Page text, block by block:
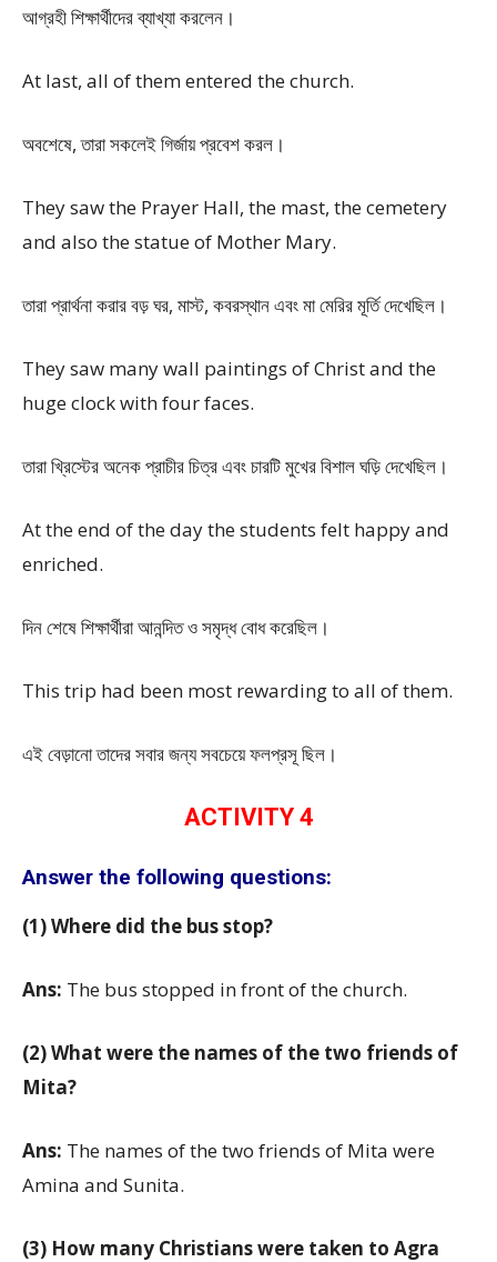
আগ্রহী শিক্ষার্থীদের ব্যাখ্যা করলেন।
At last, all of them entered the church.
অবশেষে, তারা সকলেই গির্জায় প্রবেশ করল।
They saw the Prayer Hall, the mast, the cemetery
and also the statue of Mother Mary.
তারা প্রার্থনা করার বড় ঘর, মাস্ট, কবরস্থান এবং মা মেরির মূর্তি দেখেছিল।
They saw many wall paintings of Christ and the
huge clock with four faces.
তারা খ্রিস্টের অনেক প্রাচীর চিত্র এবং চারটি মুখের বিশাল ঘড়ি দেখেছিল।
At the end of the day the students felt happy and
enriched.
দিন শেষে শিক্ষার্থীরা আনন্দিত ও সমৃদ্ধ বোধ করেছিল।
This trip had been most rewarding to all of them.
এই বেড়ানো তাদের সবার জন্য সবচেয়ে ফলপ্রসূ ছিল।
ACTIVITY 4
Answer the following questions:
(1) Where did the bus stop?
Ans: The bus stopped in front of the church.
(2) What were the names of the two friends of
Mita?
Ans: The names of the two friends of Mita were
Amina and Sunita.
(3) How many Christians were taken to Agra